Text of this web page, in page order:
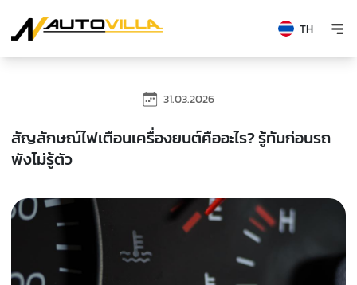
TH
31.03.2026
สัญลักษณ์ไฟเตือนเครื่องยนต์คืออะไร? รู้ทันก่อนรถ
พังไม่รู้ตัว